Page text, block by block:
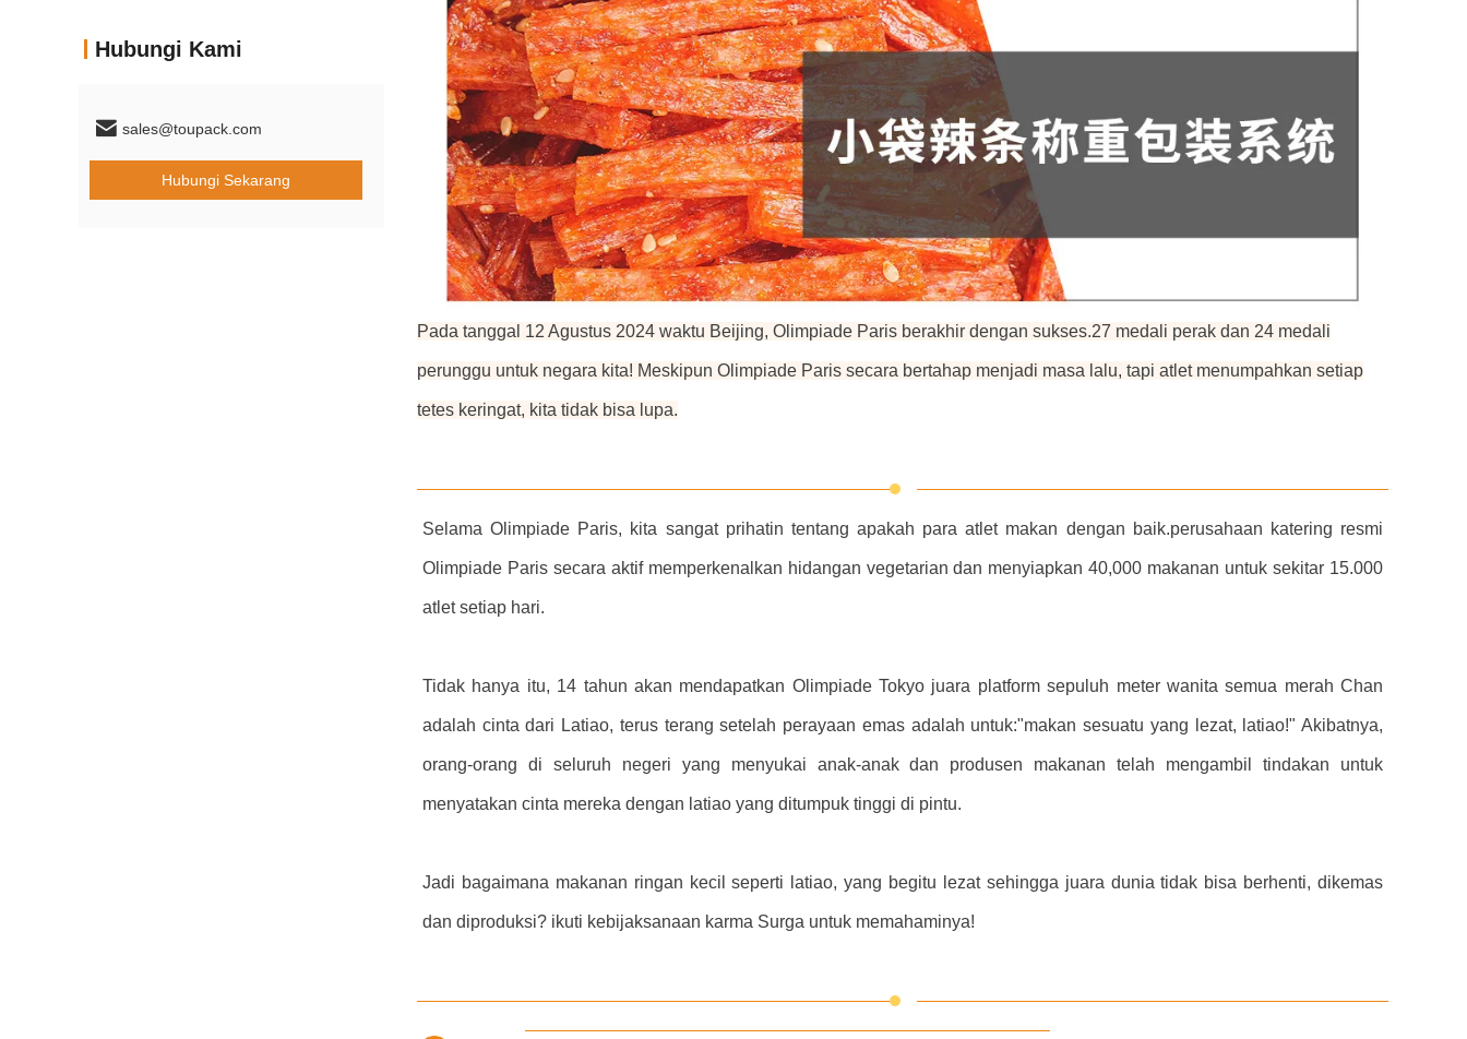
Hubungi Kami
sales@toupack.com
Hubungi Sekarang
Pada tanggal 12 Agustus 2024 waktu Beijing, Olimpiade Paris berakhir dengan sukses.27 medali perak dan 24 medali
perunggu untuk negara kita! Meskipun Olimpiade Paris secara bertahap menjadi masa lalu, tapi atlet menumpahkan setiap
tetes keringat, kita tidak bisa lupa.
Selama Olimpiade Paris, kita sangat prihatin tentang apakah para atlet makan dengan baik.perusahaan katering resmi
Olimpiade Paris secara aktif memperkenalkan hidangan vegetarian dan menyiapkan 40,000 makanan untuk sekitar 15.000
atlet setiap hari.
Tidak hanya itu, 14 tahun akan mendapatkan Olimpiade Tokyo juara platform sepuluh meter wanita semua merah Chan
adalah cinta dari Latiao, terus terang setelah perayaan emas adalah untuk:"makan sesuatu yang lezat, latiao!" Akibatnya,
orang-orang di seluruh negeri yang menyukai anak-anak dan produsen makanan telah mengambil tindakan untuk
menyatakan cinta mereka dengan latiao yang ditumpuk tinggi di pintu.
Jadi bagaimana makanan ringan kecil seperti latiao, yang begitu lezat sehingga juara dunia tidak bisa berhenti, dikemas
dan diproduksi? ikuti kebijaksanaan karma Surga untuk memahaminya!